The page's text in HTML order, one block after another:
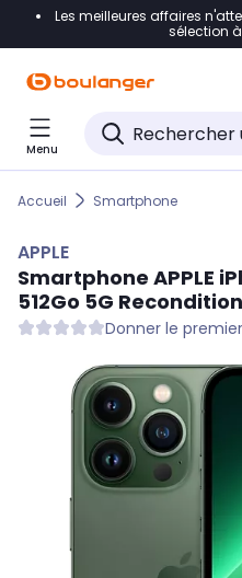
Accéder directement à la
Accéder directement au
Accéder directement au
Les meilleures affaires
sélection
Menu
Accueil Smartphone
APPLE
Smartphone APPLE
512Go 5G
Donner le